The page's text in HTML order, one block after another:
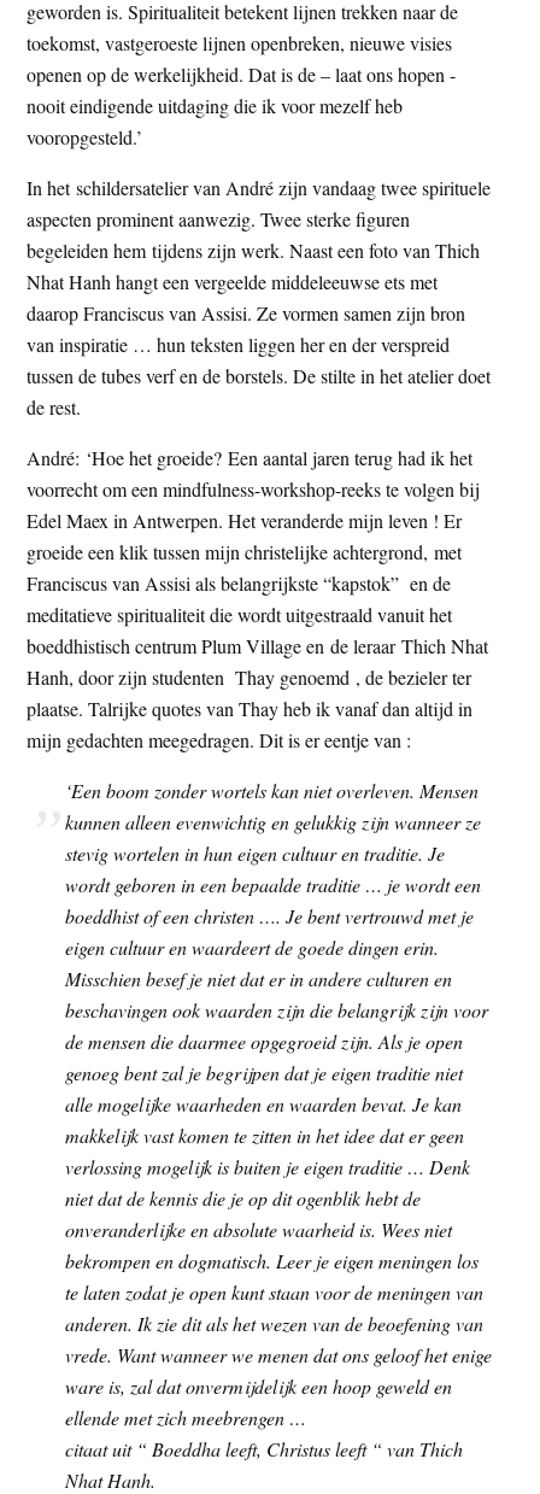
geworden is. Spiritualiteit betekent lijnen trekken naar de
toekomst, vastgeroeste lijnen openbreken, nieuwe visies
openen op de werkelijkheid. Dat is de – laat ons hopen -
nooit eindigende uitdaging die ik voor mezelf heb
vooropgesteld.’
In het schildersatelier van André zijn vandaag twee spirituele
aspecten prominent aanwezig. Twee sterke figuren
begeleiden hem tijdens zijn werk. Naast een foto van Thich
Nhat Hanh hangt een vergeelde middeleeuwse ets met
daarop Franciscus van Assisi. Ze vormen samen zijn bron
van inspiratie … hun teksten liggen her en der verspreid
tussen de tubes verf en de borstels. De stilte in het atelier doet
de rest.
André: ‘Hoe het groeide? Een aantal jaren terug had ik het
voorrecht om een mindfulness-workshop-reeks te volgen bij
Edel Maex in Antwerpen. Het veranderde mijn leven ! Er
groeide een klik tussen mijn christelijke achtergrond, met
Franciscus van Assisi als belangrijkste “kapstok” en de
meditatieve spiritualiteit die wordt uitgestraald vanuit het
boeddhistisch centrum Plum Village en de leraar Thich Nhat
Hanh, door zijn studenten Thay genoemd , de bezieler ter
plaatse. Talrijke quotes van Thay heb ik vanaf dan altijd in
mijn gedachten meegedragen. Dit is er eentje van :
‘Een boom zonder wortels kan niet overleven. Mensen
kunnen alleen evenwichtig en gelukkig zijn wanneer ze
stevig wortelen in hun eigen cultuur en traditie. Je
wordt geboren in een bepaalde traditie … je wordt een
boeddhist of een christen …. Je bent vertrouwd met je
eigen cultuur en waardeert de goede dingen erin.
Misschien besef je niet dat er in andere culturen en
beschavingen ook waarden zijn die belangrijk zijn voor
de mensen die daarmee opgegroeid zijn. Als je open
genoeg bent zal je begrijpen dat je eigen traditie niet
alle mogelijke waarheden en waarden bevat. Je kan
makkelijk vast komen te zitten in het idee dat er geen
verlossing mogelijk is buiten je eigen traditie … Denk
niet dat de kennis die je op dit ogenblik hebt de
onveranderlijke en absolute waarheid is. Wees niet
bekrompen en dogmatisch. Leer je eigen meningen los
te laten zodat je open kunt staan voor de meningen van
anderen. Ik zie dit als het wezen van de beoefening van
vrede. Want wanneer we menen dat ons geloof het enige
ware is, zal dat onvermijdelijk een hoop geweld en
ellende met zich meebrengen …
citaat uit “ Boeddha leeft, Christus leeft “ van Thich
Nhat Hanh.